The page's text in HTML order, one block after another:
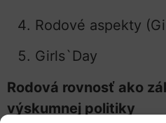
Rodové aspekty
Girls`Day
Rodová rovnosť ako
výskumnej politiky